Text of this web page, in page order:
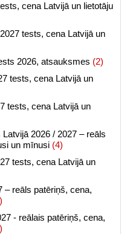
cena Latvijā un lietotāju
tests, cena Latvijā un
2026, atsauksmes (2)
tests, cena Latvijā un
tests, cena Latvijā un
2026 / 2027 – reāls
un mīnusi (4)
tests, cena Latvijā un
– reāls patēriņš, cena,
- reālais patēriņš, cena,